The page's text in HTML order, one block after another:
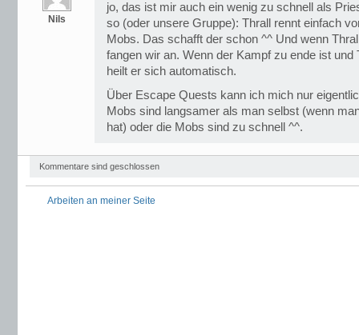
Nils
jo, das ist mir auch ein wenig zu schnell als
so (oder unsere Gruppe): Thrall rennt einfach
Mobs. Das schafft der schon ^^ Und wenn
fangen wir an. Wenn der Kampf zu ende ist und
heilt er sich automatisch.
Über Escape Quests kann ich mich nur
Mobs sind langsamer als man selbst (wenn
hat) oder die Mobs sind zu schnell ^^.
Kommentare sind geschlossen
Arbeiten an meiner Seite